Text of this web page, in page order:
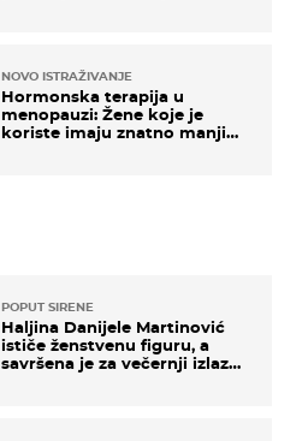
NOVO ISTRAŽIVANJE
Hormonska terapija u
menopauzi: Žene koje je
koriste imaju znatno manji
POPUT SIRENE
Haljina Danijele Martinović
ističe ženstvenu figuru, a
savršena je za večernji izlazak